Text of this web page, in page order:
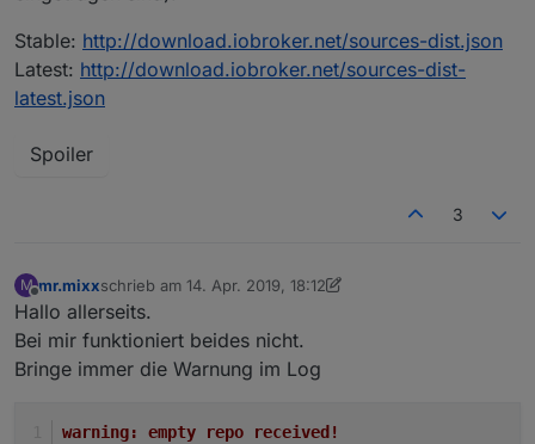
Stable: http://download.iobroker.net/sources-dist.json
Latest: http://download.iobroker.net/sources-dist-
latest.json
Spoiler
3
M
Offline
mr.mixxschrieb am 14. Apr. 2019, 18:12
zuletzt editiert von Negalein
Hallo allerseits.
Bei mir funktioniert beides nicht.
Bringe immer die Warnung im Log
warning: empty repo received!